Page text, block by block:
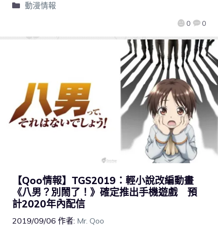
0 0
動漫情報
【Qoo情報】TGS2019：輕小說改編動畫
《八男？別鬧了！》確定推出手機遊戲 預
計2020年內配信
2019/09/06 作者: Mr. Qoo